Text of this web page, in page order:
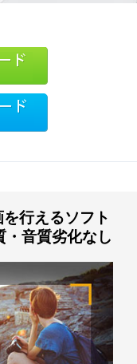
行えるソフト
音質劣化なし